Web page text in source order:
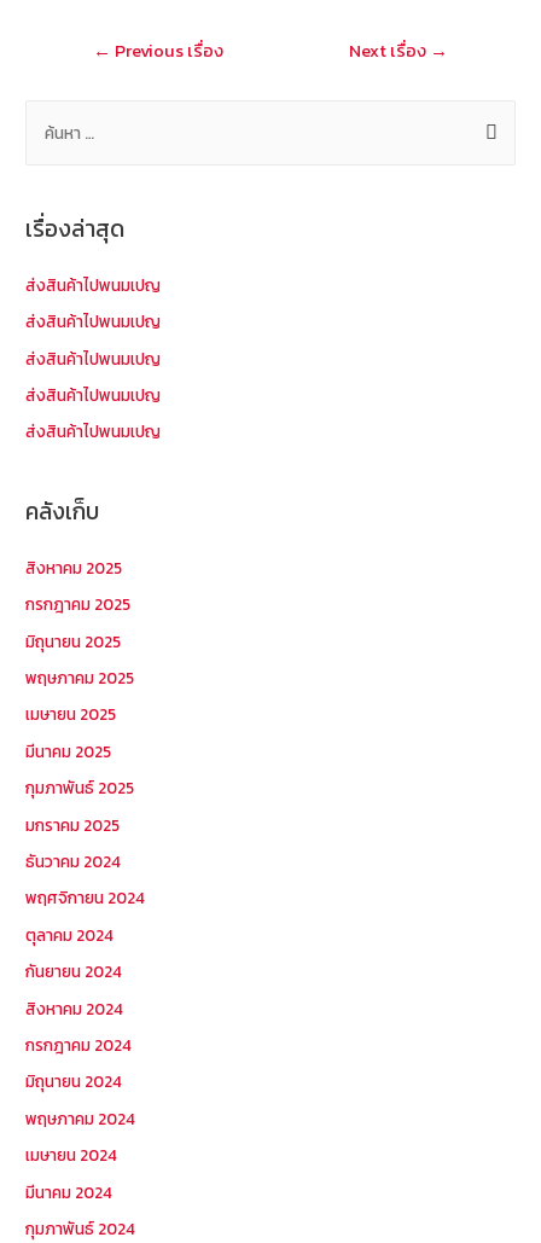
at
แนะแนว
← Previous เรื่อง Next เรื่อง →
ห
รั
เรื่องล่าสุด
ส่งสินค้าไปพนมเปญ
ส่งสินค้าไปพนมเปญ
ส่งสินค้าไปพนมเปญ
ส่งสินค้าไปพนมเปญ
ส่งสินค้าไปพนมเปญ
คลังเก็บ
สิงหาคม 2025
กรกฎาคม 2025
มิถุนายน 2025
พฤษภาคม 2025
เมษายน 2025
มีนาคม 2025
กุมภาพันธ์ 2025
มกราคม 2025
ธันวาคม 2024
พฤศจิกายน 2024
ตุลาคม 2024
กันยายน 2024
สิงหาคม 2024
กรกฎาคม 2024
มิถุนายน 2024
พฤษภาคม 2024
เมษายน 2024
มีนาคม 2024
กุมภาพันธ์ 2024